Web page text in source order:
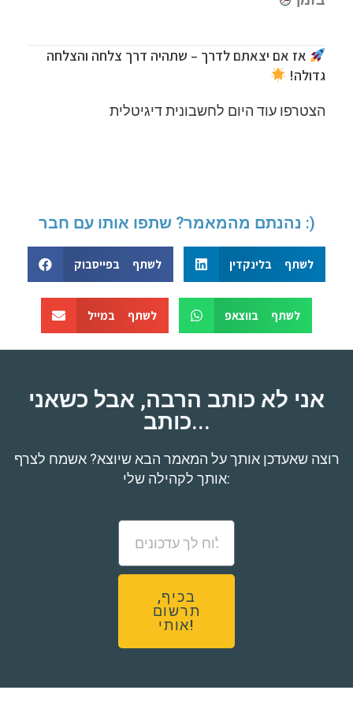
אז אם יצאתם לדרך – שתהיה דרך צלחה והצלחה
גדולה!
הצטרפו עוד היום לחשבונית דיגיטלית
נהנתם מהמאמר? שתפו אותו עם חבר :)
לשתף בפייסבוק לשתף בלינקדין
לשתף במייל לשתף בווצאפ
אני לא כותב הרבה, אבל כשאני
כותב...
רוצה שאעדכן אותך על המאמר הבא שיוצא? אשמח לצרף
אותך לקהילה שלי:
בכיף,
תרשום
אותי!